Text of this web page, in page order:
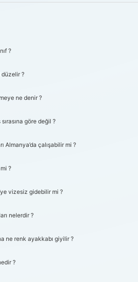
?
düzelir ?
ne denir ?
göre değil ?
Almanya’da çalışabilir mi ?
?
vizesiz gidebilir mi ?
nelerdir ?
ne renk ayakkabı giyilir ?
?